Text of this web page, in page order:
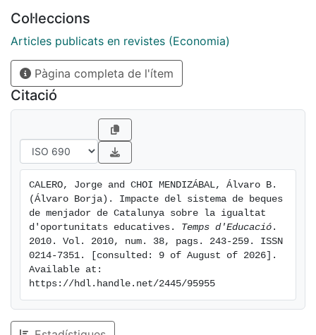
Col·leccions
Articles publicats en revistes (Economia)
Pàgina completa de l'ítem
Citació
CALERO, Jorge and CHOI MENDIZÁBAL, Álvaro B.
(Álvaro Borja). Impacte del sistema de beques
de menjador de Catalunya sobre la igualtat
d'oportunitats educatives. Temps d'Educació .
2010. Vol. 2010, num. 38, pags. 243-259. ISSN
0214-7351. [consulted: 9 of August of 2026].
Available at:
https://hdl.handle.net/2445/95955